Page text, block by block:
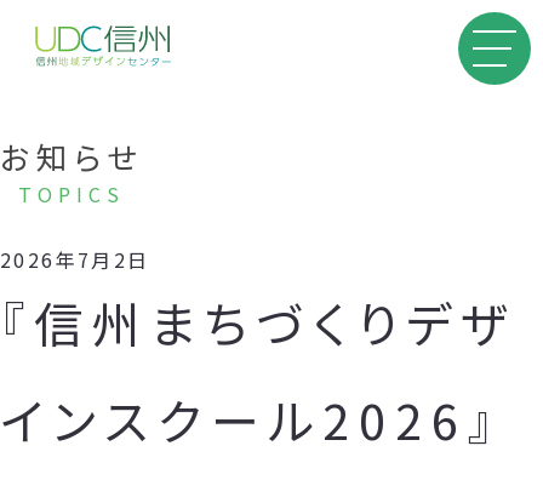
お知らせ
TOPICS
2026年7月2日
『信州まちづくりデザ
インスクール2026』